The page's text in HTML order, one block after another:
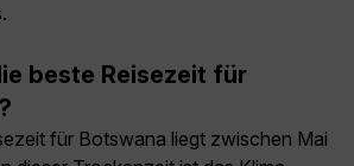
beste Reisezeit für
für Botswana liegt zwischen Mai